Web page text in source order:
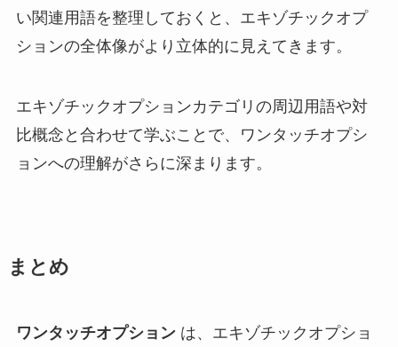
い関連用語を整理しておくと、エキゾチックオプ
ションの全体像がより立体的に見えてきます。
エキゾチックオプションカテゴリの周辺用語や対
比概念と合わせて学ぶことで、ワンタッチオプシ
ョンへの理解がさらに深まります。
まとめ
ワンタッチオプションは、エキゾチックオプショ